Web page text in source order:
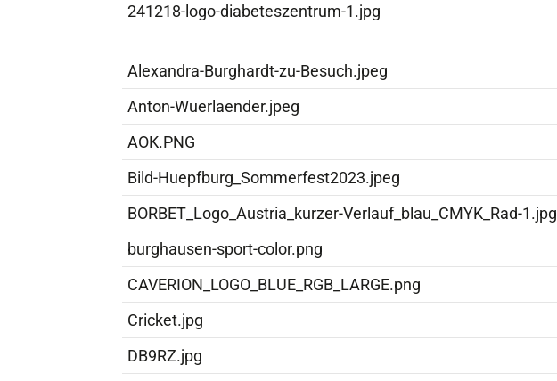
241218-logo-diabeteszentrum-1.jpg
Alexandra-Burghardt-zu-Besuch.jpeg
Anton-Wuerlaender.jpeg
AOK.PNG
Bild-Huepfburg_Sommerfest2023.jpeg
BORBET_Logo_Austria_kurzer-Verlauf_blau_CMYK_Rad-1.jpg
burghausen-sport-color.png
CAVERION_LOGO_BLUE_RGB_LARGE.png
Cricket.jpg
DB9RZ.jpg